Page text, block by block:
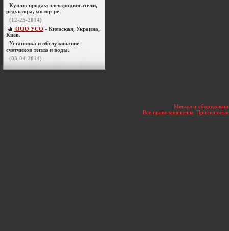
Куплю-продам электродвигатели,
редуктора, мотор-ре
(12-25-2014)
ООО УСО - Киевская, Украина,
Киев.
Установка и обслуживание
счетчиков тепла и воды.
(03-04-2014)
Металл и
Все права защищены. При